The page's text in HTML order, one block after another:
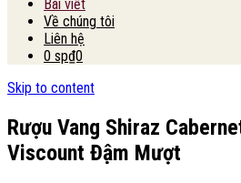
Bài viết
Về chúng tôi
Liên hệ
0 sp₫0
Skip to content
Rượu Vang Shiraz
Viscount Đậm Mượt